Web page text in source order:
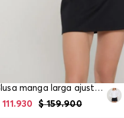
Blusa manga larga ajustada para mujer
$ 159.900
111 .930